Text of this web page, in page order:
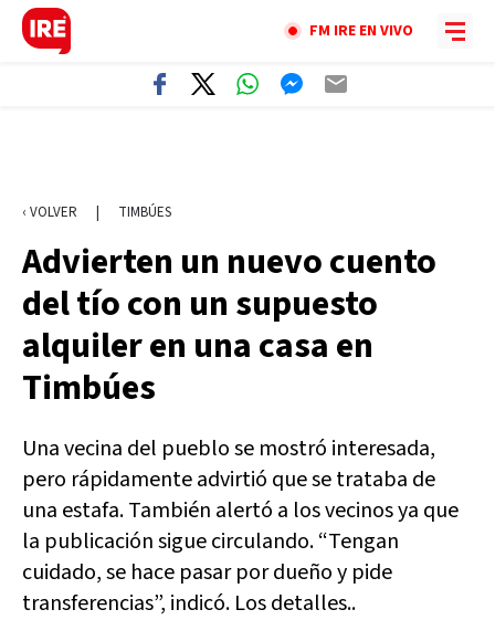
FM IRE EN VIVO
‹ VOLVER | TIMBÚES
Advierten un nuevo cuento
del tío con un supuesto
alquiler en una casa en
Timbúes
Una vecina del pueblo se mostró interesada,
pero rápidamente advirtió que se trataba de
una estafa. También alertó a los vecinos ya que
la publicación sigue circulando. “Tengan
cuidado, se hace pasar por dueño y pide
transferencias”, indicó. Los detalles..